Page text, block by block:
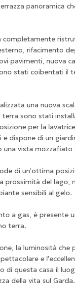
panoramica
completamente
rifacimento
pavimenti, nuova
stati coibentati il
una nuova
terra sono stati
per la
dispone di un
vista mozzafiato
di un'ottima
prossimità del lago,
sensibili al gelo.
a gas, è presente
terra.
la luminosità che
e
di questa casa il
della vita sul Garda.